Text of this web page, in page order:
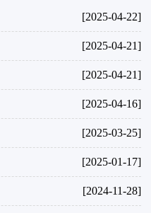
[2025-04-22]
[2025-04-21]
[2025-04-21]
[2025-04-16]
[2025-03-25]
[2025-01-17]
[2024-11-28]